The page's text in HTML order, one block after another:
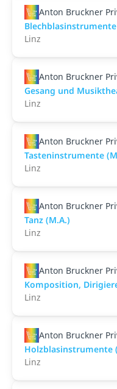
Anton Bruckner
Linz
Anton Bruckner
Gesang und
Linz
Anton Bruckner
Tasteninstrumente
Linz
Anton Bruckner
Tanz (M.A.)
Linz
Anton Bruckner
Komposition,
Linz
Anton Bruckner
Holzblasinstrumente
Linz